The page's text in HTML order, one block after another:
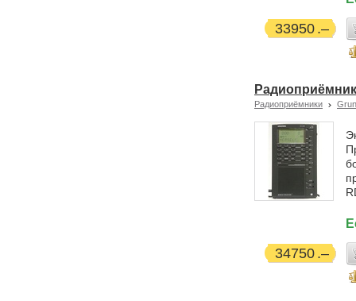
33950
Радиоприёмники
34750